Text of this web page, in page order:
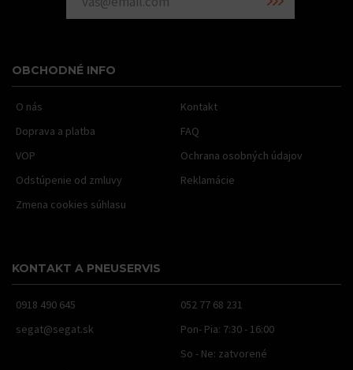
OBCHODNÉ INFO
O nás
Kontakt
Doprava a platba
FAQ
VOP
Ochrana osobných údajov
Odstúpenie od zmluvy
Reklamácie
Zmena cookies súhlasu
KONTAKT A PNEUSERVIS
0918 490 645
052 77 68 231
segat@segat.sk
Pon- Pia: 7:30 - 16:00
So - Ne: zatvorené